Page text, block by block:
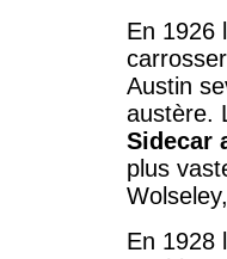
En 1926
Austin
austère.
Sidecar
plus
En 1928